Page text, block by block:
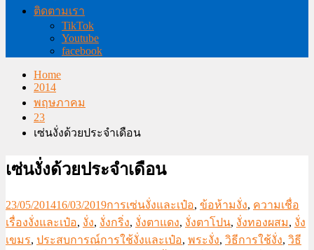
ติดตามเรา
TikTok
Youtube
facebook
Home
2014
พฤษภาคม
23
เซ่นงั่งด้วยประจำเดือน
เซ่นงั่งด้วยประจำเดือน
23/05/201416/03/2019การเซ่นงั่งและเป๋อ, ข้อห้ามงั่ง, ความเชื่อ
เรื่องงั่งและเป๋อ, งั่ง, งั่งกริ่ง, งั่งตาแดง, งั่งตาโปน, งั่งทองผสม, งั่ง
เขมร, ประสบการณ์การใช้งั่งและเป๋อ, พระงั่ง, วิธีการใช้งั่ง, วิธี